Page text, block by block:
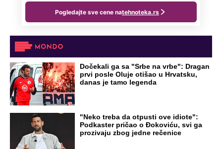
NA VREME SVE
Ovo su neradni dani početkom 2026.
godine: Organizujte sebi mini odmor od